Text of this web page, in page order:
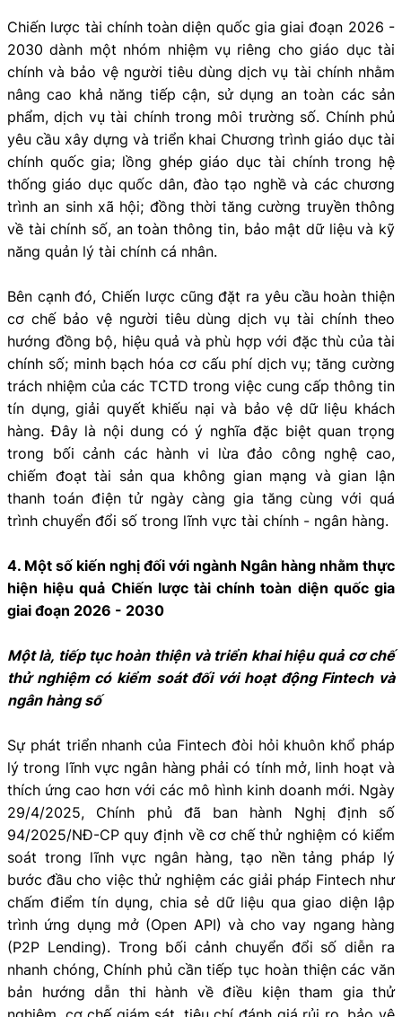
Chiến lược tài chính toàn diện quốc gia giai đoạn 2026 -
2030 dành một nhóm nhiệm vụ riêng cho giáo dục tài
chính và bảo vệ người tiêu dùng dịch vụ tài chính nhằm
nâng cao khả năng tiếp cận, sử dụng an toàn các sản
phẩm, dịch vụ tài chính trong môi trường số. Chính phủ
yêu cầu xây dựng và triển khai Chương trình giáo dục tài
chính quốc gia; lồng ghép giáo dục tài chính trong hệ
thống giáo dục quốc dân, đào tạo nghề và các chương
trình an sinh xã hội; đồng thời tăng cường truyền thông
về tài chính số, an toàn thông tin, bảo mật dữ liệu và kỹ
năng quản lý tài chính cá nhân.
Bên cạnh đó, Chiến lược cũng đặt ra yêu cầu hoàn thiện
cơ chế bảo vệ người tiêu dùng dịch vụ tài chính theo
hướng đồng bộ, hiệu quả và phù hợp với đặc thù của tài
chính số; minh bạch hóa cơ cấu phí dịch vụ; tăng cường
trách nhiệm của các TCTD trong việc cung cấp thông tin
tín dụng, giải quyết khiếu nại và bảo vệ dữ liệu khách
hàng. Đây là nội dung có ý nghĩa đặc biệt quan trọng
trong bối cảnh các hành vi lừa đảo công nghệ cao,
chiếm đoạt tài sản qua không gian mạng và gian lận
thanh toán điện tử ngày càng gia tăng cùng với quá
trình chuyển đổi số trong lĩnh vực tài chính - ngân hàng.
4. Một số kiến nghị đối với ngành Ngân hàng nhằm thực
hiện hiệu quả Chiến lược tài chính toàn diện quốc gia
giai đoạn 2026 - 2030
Một là, tiếp tục hoàn thiện và triển khai hiệu quả cơ chế
thử nghiệm có kiểm soát đối với hoạt động Fintech và
ngân hàng số
Sự phát triển nhanh của Fintech đòi hỏi khuôn khổ pháp
lý trong lĩnh vực ngân hàng phải có tính mở, linh hoạt và
thích ứng cao hơn với các mô hình kinh doanh mới. Ngày
29/4/2025, Chính phủ đã ban hành Nghị định số
94/2025/NĐ-CP quy định về cơ chế thử nghiệm có kiểm
soát trong lĩnh vực ngân hàng, tạo nền tảng pháp lý
bước đầu cho việc thử nghiệm các giải pháp Fintech như
chấm điểm tín dụng, chia sẻ dữ liệu qua giao diện lập
trình ứng dụng mở (Open API) và cho vay ngang hàng
(P2P Lending). Trong bối cảnh chuyển đổi số diễn ra
nhanh chóng, Chính phủ cần tiếp tục hoàn thiện các văn
bản hướng dẫn thi hành về điều kiện tham gia thử